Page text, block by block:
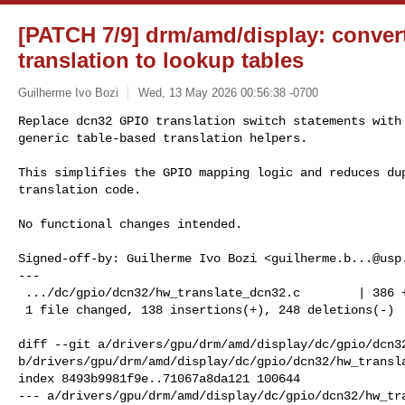
[PATCH 7/9] drm/amd/display:
translation to lookup tables
Guilherme Ivo Bozi Wed, 13 May 2026 00:56:38 -0700
Replace dcn32 GPIO translation switch statements
generic table-based translation helpers.
This simplifies the GPIO mapping logic and reduces
translation code.
No functional changes intended.
Signed-off-by: Guilherme Ivo Bozi <